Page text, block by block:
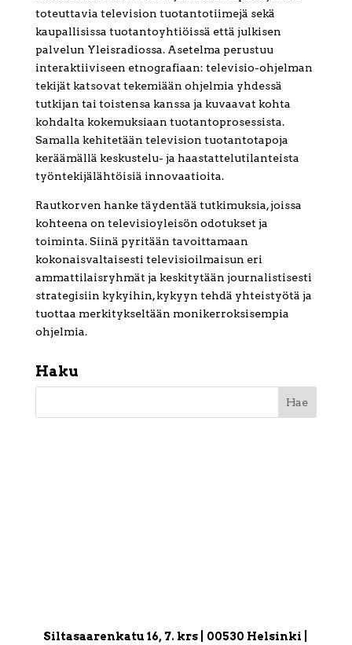
toteuttavia television tuotantotiimejä sekä
kaupallisissa tuotantoyhtiöissä että julkisen
palvelun Yleisradiossa. Asetelma perustuu
interaktiiviseen etnografiaan: televisio-ohjelman
tekijät katsovat tekemiään ohjelmia yhdessä
tutkijan tai toistensa kanssa ja kuvaavat kohta
kohdalta kokemuksiaan tuotantoprosessista.
Samalla kehitetään television tuotantotapoja
keräämällä keskustelu- ja haastattelutilanteista
työntekijälähtöisiä innovaatioita.
Rautkorven hanke täydentää tutkimuksia, joissa
kohteena on televisioyleisön odotukset ja
toiminta. Siinä pyritään tavoittamaan
kokonaisvaltaisesti televisioilmaisun eri
ammattilaisryhmät ja keskitytään journalistisesti
strategisiin kykyihin, kykyyn tehdä yhteistyötä ja
tuottaa merkitykseltään monikerroksisempia
ohjelmia.
Haku
Siltasaarenkatu 16, 7. krs | 00530 Helsinki |